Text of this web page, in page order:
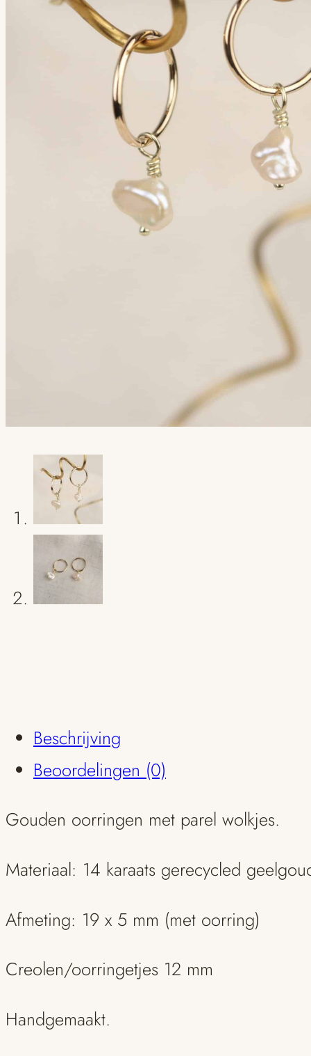
Beschrijving
Beoordelingen (0)
Gouden oorringen met parel wolkjes.
Materiaal: 14 karaats gerecycled
Afmeting: 19 x 5 mm (met oorring)
Creolen/oorringetjes 12 mm
Handgemaakt.